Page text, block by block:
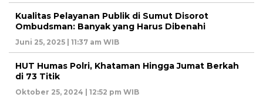
Kualitas Pelayanan Publik di Sumut Disorot
Ombudsman: Banyak yang Harus Dibenahi
Juni 25, 2025 | 11:37 am WIB
HUT Humas Polri, Khataman Hingga Jumat Berkah
di 73 Titik
Oktober 25, 2024 | 12:52 pm WIB